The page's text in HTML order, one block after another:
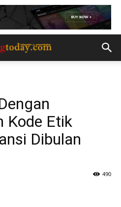
Kode Etik
Dibulan
490